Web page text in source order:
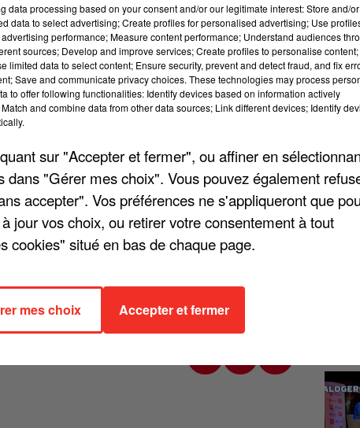
dans 20h30 le dimanche. « Vous êtes conscient du
l'animateur. « Pas du tout ! », a répondu le
à faire des chansons et lorsque je réapparais,
16 octobre 2020, Francis Cabrel sortira son
data processing based on your consent and/or our legitimate interest: Store and/or
data to select advertising; Create profiles for personalised advertising; Use
performance; Measure content performance; Understand audiences
sources; Develop and improve services; Create profiles to personalise
limited data to select content; Ensure security, prevent and detect fraud, and fix
Save and communicate privacy choices. These technologies may process
to offer following functionalities: Identify devices based on information actively
and combine data from other data sources; Link different devices; Identify
sur "Accepter et fermer", ou affiner en
dans "Gérer mes choix". Vous pouvez également
accepter". Vos préférences ne s'appliqueront que
jour vos choix, ou retirer votre consentement à tout
cookies" situé en bas de chaque page.
mes choix Accepter et fermer